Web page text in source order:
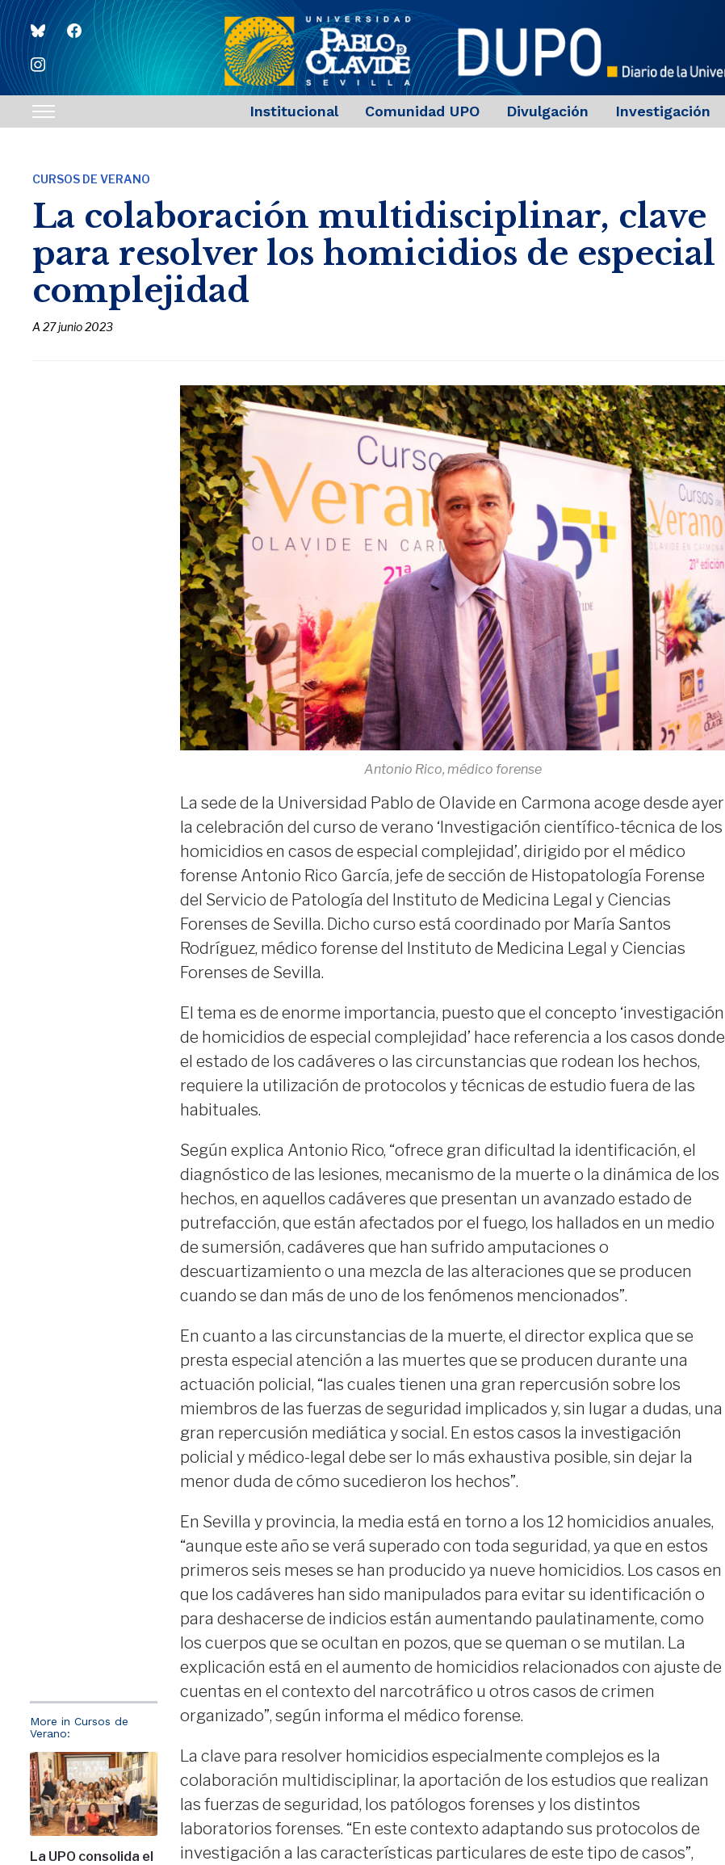
blueskyfacebook
instagram
Toggle
navigation
Institucional Comunidad UPO Divulgación Investigación
CURSOS DE VERANO
La colaboración multidisciplinar, clave
para resolver los homicidios de especial
complejidad
A27 junio 2023
More in Cursos de
Verano:
La UPO consolida el
Antonio Rico, médico forense
La sede de la Universidad Pablo de Olavide en Carmona acoge desde ayer
la celebración del curso de verano ‘Investigación científico-técnica de los
homicidios en casos de especial complejidad’, dirigido por el médico
forense Antonio Rico García, jefe de sección de Histopatología Forense
del Servicio de Patología del Instituto de Medicina Legal y Ciencias
Forenses de Sevilla. Dicho curso está coordinado por María Santos
Rodríguez, médico forense del Instituto de Medicina Legal y Ciencias
Forenses de Sevilla.
El tema es de enorme importancia, puesto que el concepto ‘investigación
de homicidios de especial complejidad’ hace referencia a los casos donde
el estado de los cadáveres o las circunstancias que rodean los hechos,
requiere la utilización de protocolos y técnicas de estudio fuera de las
habituales.
Según explica Antonio Rico, “ofrece gran dificultad la identificación, el
diagnóstico de las lesiones, mecanismo de la muerte o la dinámica de los
hechos, en aquellos cadáveres que presentan un avanzado estado de
putrefacción, que están afectados por el fuego, los hallados en un medio
de sumersión, cadáveres que han sufrido amputaciones o
descuartizamiento o una mezcla de las alteraciones que se producen
cuando se dan más de uno de los fenómenos mencionados”.
En cuanto a las circunstancias de la muerte, el director explica que se
presta especial atención a las muertes que se producen durante una
actuación policial, “las cuales tienen una gran repercusión sobre los
miembros de las fuerzas de seguridad implicados y, sin lugar a dudas, una
gran repercusión mediática y social. En estos casos la investigación
policial y médico-legal debe ser lo más exhaustiva posible, sin dejar la
menor duda de cómo sucedieron los hechos”.
En Sevilla y provincia, la media está en torno a los 12 homicidios anuales,
“aunque este año se verá superado con toda seguridad, ya que en estos
primeros seis meses se han producido ya nueve homicidios. Los casos en
que los cadáveres han sido manipulados para evitar su identificación o
para deshacerse de indicios están aumentando paulatinamente, como
los cuerpos que se ocultan en pozos, que se queman o se mutilan. La
explicación está en el aumento de homicidios relacionados con ajuste de
cuentas en el contexto del narcotráfico u otros casos de crimen
organizado”, según informa el médico forense.
La clave para resolver homicidios especialmente complejos es la
colaboración multidisciplinar, la aportación de los estudios que realizan
las fuerzas de seguridad, los patólogos forenses y los distintos
laboratorios forenses. “En este contexto adaptando sus protocolos de
investigación a las características particulares de este tipo de casos”,